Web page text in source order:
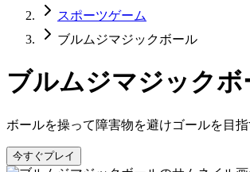
スポーツゲーム
ブルムジマジックボール
ブルムジマジックボ
ボールを操って障害物を避けゴールを目
今すぐプレイ